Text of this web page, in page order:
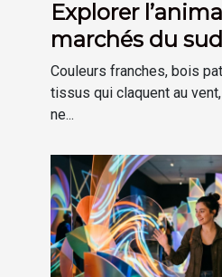
Explorer
marchés du
inspirer sa déco
Couleurs franches, bois
tissus qui claquent au
ne...